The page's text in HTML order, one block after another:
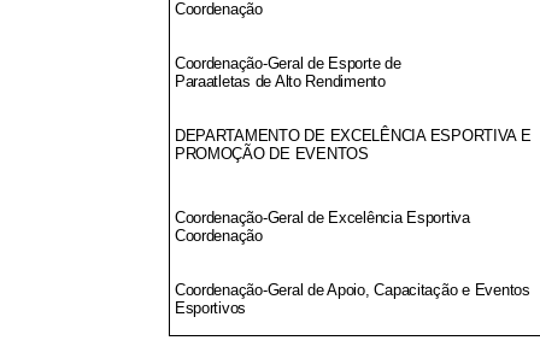
Coordenação
Coordenação-Geral de Esporte de
Paraatletas de Alto Rendimento
DEPARTAMENTO DE EXCELÊNCIA ESPORTIVA E
PROMOÇÃO DE EVENTOS
Coordenação-Geral de Excelência Esportiva
Coordenação
Coordenação-Geral de Apoio, Capacitação e Eventos
Esportivos